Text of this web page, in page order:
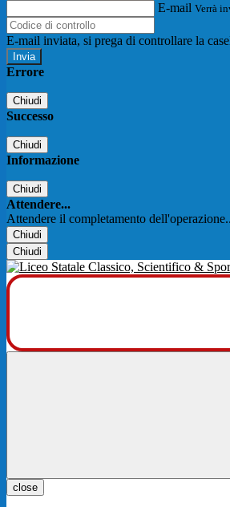
E-mail Verrà
E-mail inviata, si prega di controllare la
Errore
Chiudi
Successo
Chiudi
Informazione
Chiudi
Attendere...
Attendere il completamento
Chiudi
Chiudi
close